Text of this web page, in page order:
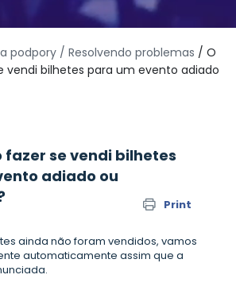
podpory / Resolvendo problemas / O
vendi bilhetes para um evento adiado
fazer se vendi bilhetes
adiado ou
Print
ainda não foram vendidos, vamos
automaticamente assim que a